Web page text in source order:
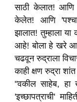
साठी केलात! आणि
केलेत! आणि
झालात! तुम्हाला
आहे! बोला हे खरे आहे
चढवून रुद्राला
काही क्षण रुद्रा शांत
"वकील साहेब, हा
'इच्छापत्राची'